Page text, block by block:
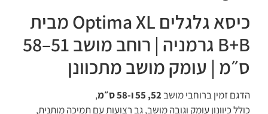
כיסא גלגלים Optima XL מבית
B+B גרמניה | רוחב מושב 51–58
ס״מ | עומק מושב מתכוונן
הדגם זמין ברוחבי מושב52, 55 ו-58 ס״מ
,
כולל כיוונון עומק וגובה מושב, גב רצועות עם תמיכה מותנית,